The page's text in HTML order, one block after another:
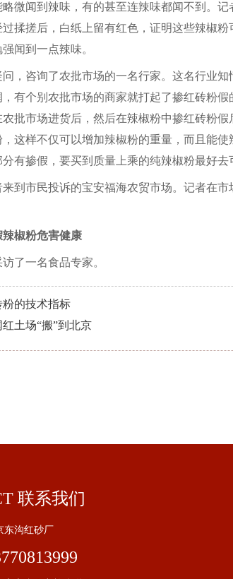
微闻到辣味，有的甚至连辣味都闻不到。
揉搓后，白纸上留有红色，证明这些辣椒
闻到一点辣味。
，咨询了农批市场的一名行家。这名行业
有个别农批市场的商家就打起了掺红砖粉
批市场进货后，然后在辣椒粉中掺红砖粉
这样不仅可以增加辣椒粉的重量，而且能
有掺假，要买到质量上乘的纯辣椒粉最好去
到市民投诉的宝安福海农贸市场。记者在
椒粉危害健康
了一名食品专家。
粉的技术指标
土场“搬”到北京
联系我们
东沟红砂厂